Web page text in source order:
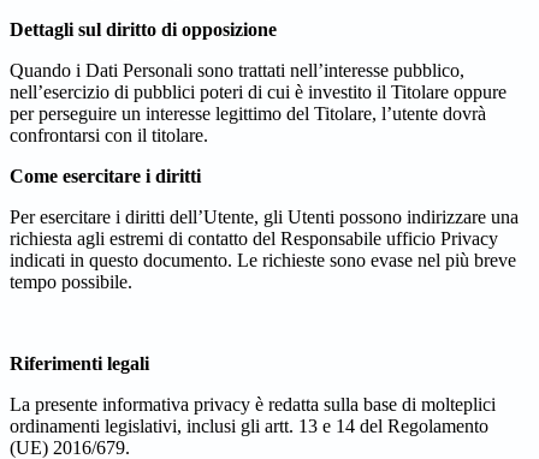
Dettagli sul diritto di opposizione
Quando i Dati Personali sono trattati nell’interesse pubblico,
nell’esercizio di pubblici poteri di cui è investito il Titolare oppure
per perseguire un interesse legittimo del Titolare, l’utente dovrà
confrontarsi con il titolare.
Come esercitare i diritti
Per esercitare i diritti dell’Utente, gli Utenti possono indirizzare una
richiesta agli estremi di contatto del Responsabile ufficio Privacy
indicati in questo documento. Le richieste sono evase nel più breve
tempo possibile.
Riferimenti legali
La presente informativa privacy è redatta sulla base di molteplici
ordinamenti legislativi, inclusi gli artt. 13 e 14 del Regolamento
(UE) 2016/679.